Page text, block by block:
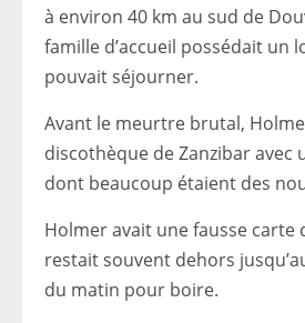
à environ 40 km au sud de
famille d’accueil possédait un
pouvait séjourner.
Avant le meurtre brutal,
discothèque de Zanzibar avec
dont beaucoup étaient des
Holmer avait une fausse carte
restait souvent dehors
du matin pour boire.